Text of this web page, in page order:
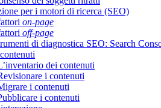
per i motori di ricerca (SEO)
on-page
off-page
di diagnostica SEO: Search
dei contenuti
i contenuti
i contenuti
i contenuti